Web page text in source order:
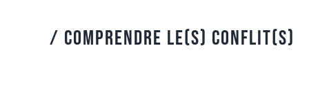
/ Comprendre le(s) conflit(s)